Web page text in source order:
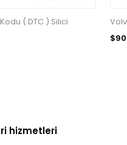
( DTC ) Silici
hizmetleri